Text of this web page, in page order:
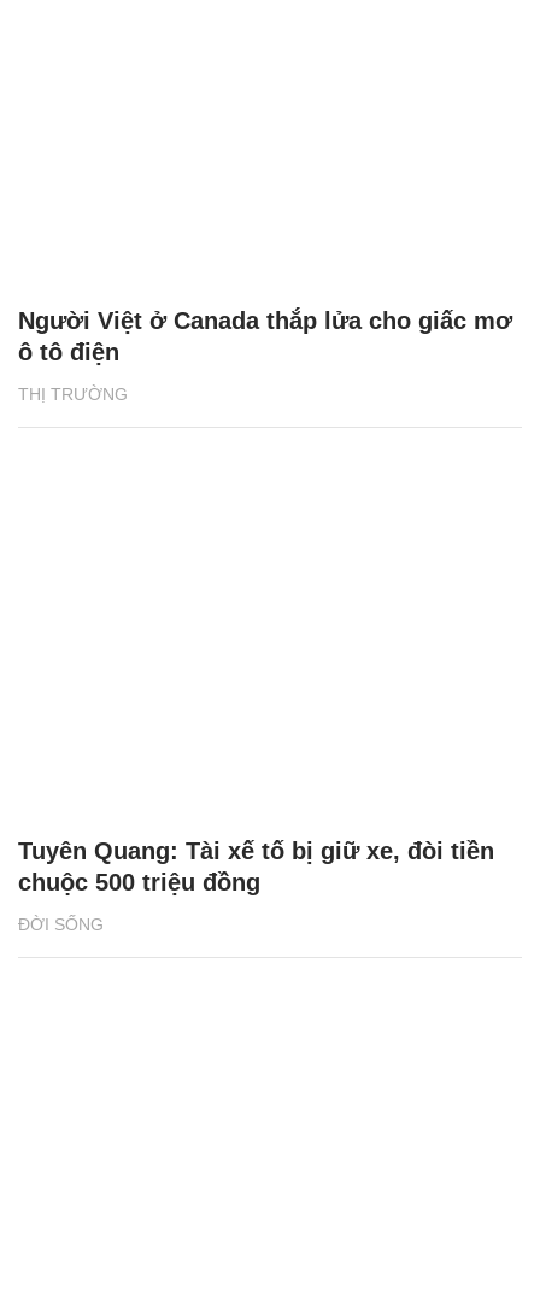
THỊ TRƯỜNG
Người Việt ở Canada thắp lửa cho giấc mơ
ô tô điện
ĐỜI SỐNG
Tuyên Quang: Tài xế tố bị giữ xe, đòi tiền
chuộc 500 triệu đồng